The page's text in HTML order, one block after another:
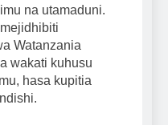
na utamaduni.
Watanzania
wakati kuhusu
hasa kupitia